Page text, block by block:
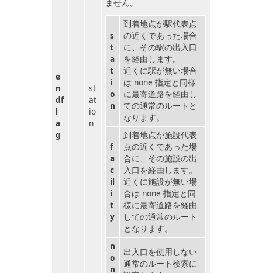
e
n
df
l
a
g
st
at
io
n
ません。
s
t
a
t
i
o
n
到着地点が駅代表点
の近くであった場合
に、その駅の出入口
を経由します。
近くに駅が無い場合
は none 指定と同様
に最寄道路を経由し
ての通常のルートと
なります。
f
a
c
il
i
t
y
到着地点が施設代表
点の近くであった場
合に、その施設の出
入口を経由します。
近くに施設が無い場
合は none 指定と同
様に最寄道路を経由
しての通常のルート
となります。
n
o
n
出入口を使用しない
通常のルート検索に